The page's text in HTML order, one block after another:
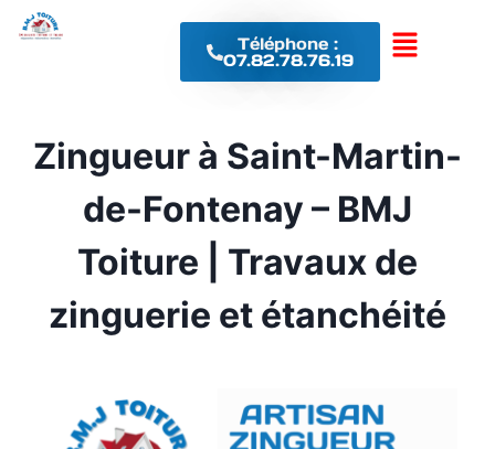
Téléphone :
07.82.78.76.19
Zingueur à Saint-Martin-
de-Fontenay – BMJ
Toiture | Travaux de
zinguerie et étanchéité